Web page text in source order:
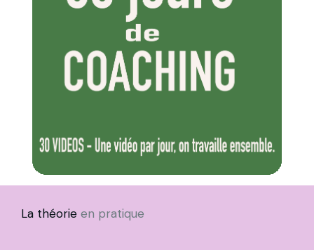
La théorie en pratique